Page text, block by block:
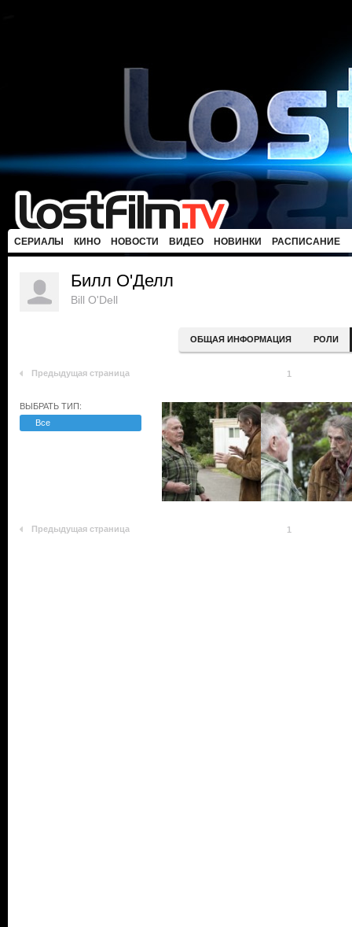
СЕРИАЛЫ КИНО НОВОСТИ ВИДЕО НОВИНКИ РАСПИСАНИЕ
Билл О'Делл
Bill O'Dell
ОБЩАЯ ИНФОРМАЦИЯ РОЛИ
Предыдущая страница 1
ВЫБРАТЬ ТИП:
Все
Предыдущая страница 1